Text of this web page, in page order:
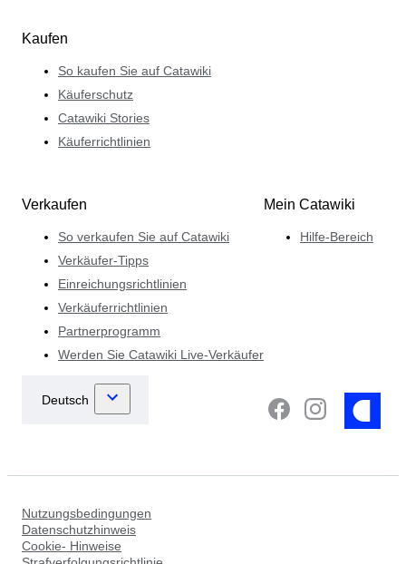
Kaufen
So kaufen Sie auf Catawiki
Käuferschutz
Catawiki Stories
Käuferrichtlinien
Verkaufen
So verkaufen Sie auf Catawiki
Verkäufer-Tipps
Einreichungsrichtlinien
Verkäuferrichtlinien
Partnerprogramm
Werden Sie Catawiki Live-Verkäufer
Mein Catawiki
Hilfe-Bereich
Nutzungsbedingungen
Datenschutzhinweis
Cookie- Hinweise